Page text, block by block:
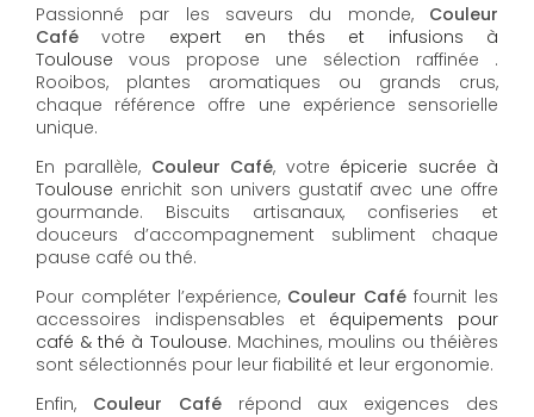
Passionné par les saveurs du monde, Couleur
Café votre expert en thés et infusions à
Toulouse vous propose une sélection raffinée .
Rooibos, plantes aromatiques ou grands crus,
chaque référence offre une expérience sensorielle
unique.
En parallèle, Couleur Café, votre épicerie sucrée à
Toulouse enrichit son univers gustatif avec une offre
gourmande. Biscuits artisanaux, confiseries et
douceurs d’accompagnement subliment chaque
pause café ou thé.
Pour compléter l’expérience, Couleur Café fournit les
accessoires indispensables et équipements pour
café & thé à Toulouse. Machines, moulins ou théières
sont sélectionnés pour leur fiabilité et leur ergonomie.
Enfin, Couleur Caférépond aux exigences des